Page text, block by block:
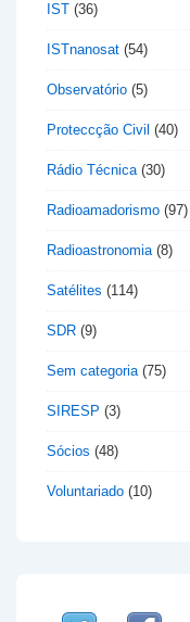
IST (36)
ISTnanosat (54)
Observatório (5)
Proteccção Civil (40)
Rádio Técnica(30)
Radioamadorismo (97)
Radioastronomia(8)
Satélites (114)
SDR (9)
Sem categoria(75)
SIRESP (3)
Sócios (48)
Voluntariado (10)